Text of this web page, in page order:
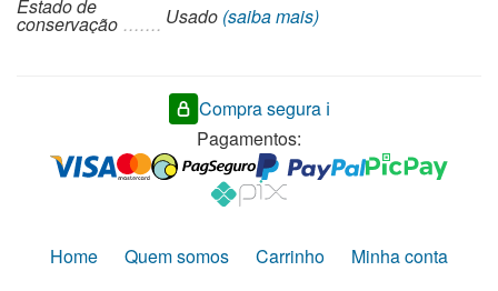
Estado de
conservação Usado (saiba mais)
Compra segura ℹ️
Pagamentos:
Home Quem somos Carrinho
Minha conta